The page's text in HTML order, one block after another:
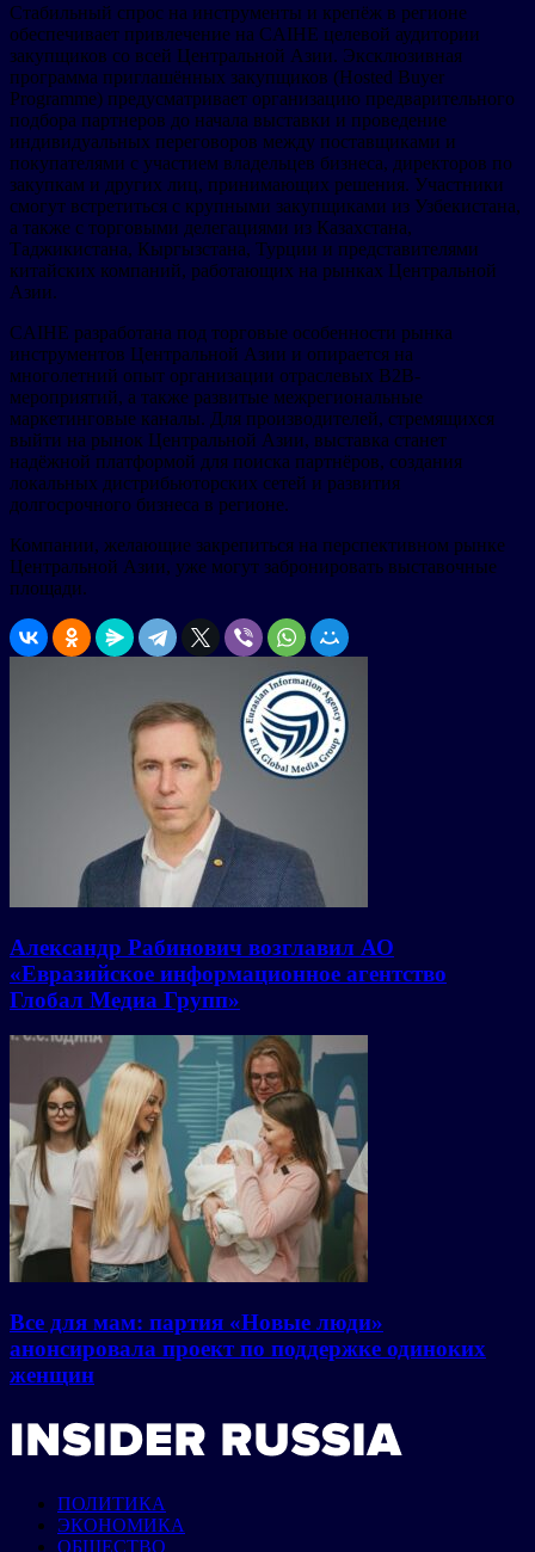
Стабильный спрос на инструменты и крепёж в регионе
обеспечивает привлечение на CAIHE целевой аудитории
закупщиков со всей Центральной Азии. Эксклюзивная
программа приглашённых закупщиков (Hosted Buyer
Programme) предусматривает организацию предварительного
подбора партнеров до начала выставки и проведение
индивидуальных переговоров между поставщиками и
покупателями с участием владельцев бизнеса, директоров по
закупкам и других лиц, принимающих решения. Участники
смогут встретиться с крупными закупщиками из Узбекистана,
а также с торговыми делегациями из Казахстана,
Таджикистана, Кыргызстана, Турции и представителями
китайских компаний, работающих на рынках Центральной
Азии.
CAIHE разработана под торговые особенности рынка
инструментов Центральной Азии и опирается на
многолетний опыт организации отраслевых B2B-
мероприятий, а также развитые межрегиональные
маркетинговые каналы. Для производителей, стремящихся
выйти на рынок Центральной Азии, выставка станет
надёжной платформой для поиска партнёров, создания
локальных дистрибьюторских сетей и развития
долгосрочного бизнеса в регионе.
Компании, желающие закрепиться на перспективном рынке
Центральной Азии, уже могут забронировать выставочные
площади.
Александр Рабинович возглавил АО
«Евразийское информационное агентство
Глобал Медиа Групп»
Все для мам: партия «Новые люди»
анонсировала проект по поддержке одиноких
женщин
ПОЛИТИКА
ЭКОНОМИКА
ОБЩЕСТВО